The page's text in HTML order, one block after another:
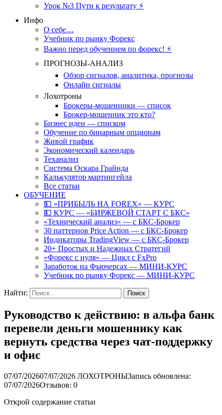
Урок №3 Пути к результату ⚡️
Инфо
О себе…
Учебник по рынку Форекс
Важно перед обучением по форекс! ⚡
ПРОГНОЗЫ-АНАЛИЗ
Обзор сигналов, аналитика, прогнозы
Онлайн сигналы
Лохотроны
Брокеры-мошенники — список
Брокер-мошенник это кто?
Бизнес идеи — списком
Обучение по бинарным опционам
Живой график
Экономический календарь
Теханализ
Система Оскара Грайнда
Калькулятор мартингейла
Все статьи
ОБУЧЕНИЕ
💵 «ПРИБЫЛЬ НА FOREX» — КУРС
💵 КУРС — «БИРЖЕВОЙ СТАРТ С БКС»
«Технический анализ» — с БКС-Брокер
30 паттернов Price Action — с БКС-Брокер
Индикаторы TradingView — с БКС-Брокер
20+ Простых и Надежных Стратегий
«Форекс с нуля» — Цикл с FxPro
Заработок на Фьючерсах — МИНИ-КУРС
Учебник по рынку Форекс — МИНИ-КУРС
Найти:
Руководство к действию: в альфа банк
перевели деньги мошеннику как
вернуть средства через чат-поддержку
и офис
07/07/202607/07/2026 ЛОХОТРОНЫЗапись обновлена:
07/07/2026Отзывов: 0
Открой содержание статьи